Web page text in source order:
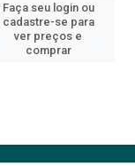
Faça seu login ou
cadastre-se para
ver preços e
comprar